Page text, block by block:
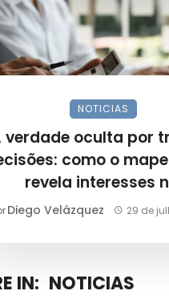
NOTICIAS
verdade oculta por
como o
revela interesses
declarados?
Diego Velázquez 29 de
IN: NOTICIAS